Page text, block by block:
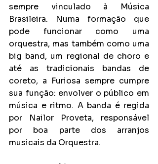
sempre vinculado à Música
Brasileira. Numa formação que
pode funcionar como uma
orquestra, mas também como uma
big band, um regional de choro e
até as tradicionais bandas de
coreto, a Furiosa sempre cumpre
sua função: envolver o público em
música e ritmo. A banda é regida
por Nailor Proveta, responsável
por boa parte dos arranjos
musicais da Orquestra.